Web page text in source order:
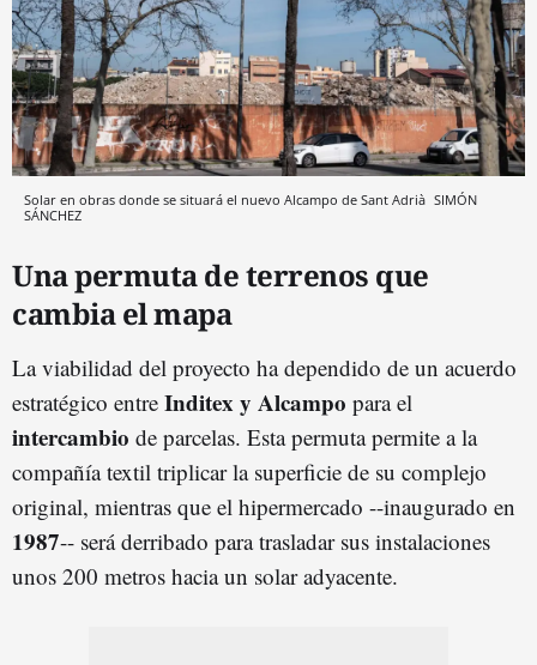
Solar en obras donde se situará el nuevo Alcampo de Sant Adrià SIMÓN
SÁNCHEZ
Una permuta de terrenos que
cambia el mapa
La viabilidad del proyecto ha dependido de un acuerdo
estratégico entre Inditex y Alcampo para el
intercambio de parcelas. Esta permuta permite a la
compañía textil triplicar la superficie de su complejo
original, mientras que el hipermercado --inaugurado en
1987-- será derribado para trasladar sus instalaciones
unos 200 metros hacia un solar adyacente.